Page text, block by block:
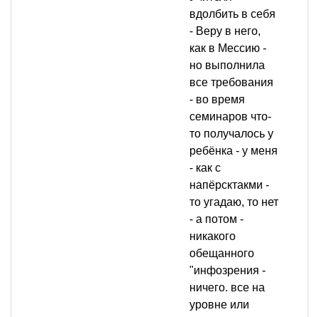
вдолбить в себя
- Веру в него,
как в Мессию -
но выполнила
все требования
- во время
семинаров что-
то получалось у
ребёнка - у меня
- как с
напёрсктакми -
то угадаю, то нет
- а потом -
никакого
обещанного
"инфозрения -
ничего. все на
уровне или